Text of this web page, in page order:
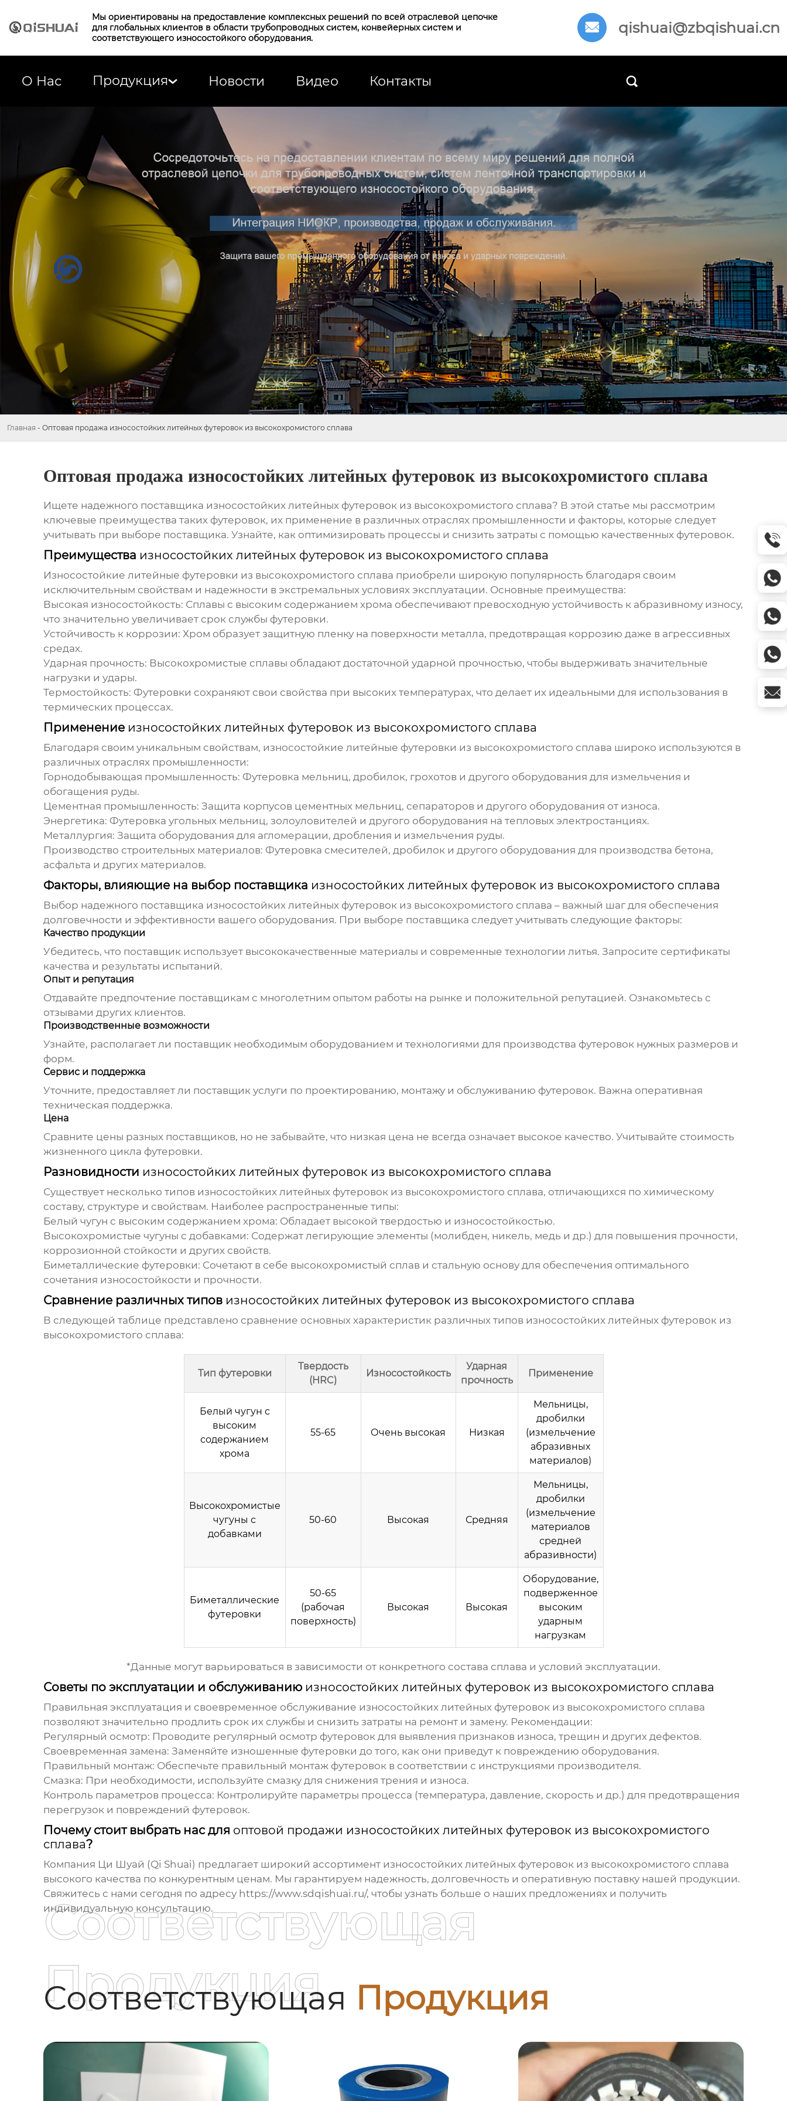
Мы ориентированы на предоставление комплексных решений по всей отраслевой цепочке
для глобальных клиентов в области трубопроводных систем, конвейерных систем и
соответствующего износостойкого оборудования.
 qishuai@zbqishuai.cn
О Нас Продукция Новости Видео Контакты 
Главная - Оптовая продажа износостойких литейных футеровок из высокохромистого сплава
Оптовая продажа износостойких литейных футеровок из высокохромистого сплава
Ищете надежного поставщика износостойких литейных футеровок из высокохромистого сплава? В этой статье мы рассмотрим
ключевые преимущества таких футеровок, их применение в различных отраслях промышленности и факторы, которые следует
учитывать при выборе поставщика. Узнайте, как оптимизировать процессы и снизить затраты с помощью качественных футеровок.
Преимущества износостойких литейных футеровок из высокохромистого сплава
Износостойкие литейные футеровки из высокохромистого сплава приобрели широкую популярность благодаря своим
исключительным свойствам и надежности в экстремальных условиях эксплуатации. Основные преимущества:
Высокая износостойкость: Сплавы с высоким содержанием хрома обеспечивают превосходную устойчивость к абразивному износу,
что значительно увеличивает срок службы футеровки.
Устойчивость к коррозии: Хром образует защитную пленку на поверхности металла, предотвращая коррозию даже в агрессивных
средах.
Ударная прочность: Высокохромистые сплавы обладают достаточной ударной прочностью, чтобы выдерживать значительные
нагрузки и удары.
Термостойкость: Футеровки сохраняют свои свойства при высоких температурах, что делает их идеальными для использования в
термических процессах.
Применение износостойких литейных футеровок из высокохромистого сплава
Благодаря своим уникальным свойствам, износостойкие литейные футеровки из высокохромистого сплава широко используются в
различных отраслях промышленности:
Горнодобывающая промышленность: Футеровка мельниц, дробилок, грохотов и другого оборудования для измельчения и
обогащения руды.
Цементная промышленность: Защита корпусов цементных мельниц, сепараторов и другого оборудования от износа.
Энергетика: Футеровка угольных мельниц, золоуловителей и другого оборудования на тепловых электростанциях.
Металлургия: Защита оборудования для агломерации, дробления и измельчения руды.
Производство строительных материалов: Футеровка смесителей, дробилок и другого оборудования для производства бетона,
асфальта и других материалов.
Факторы, влияющие на выбор поставщика износостойких литейных футеровок из высокохромистого сплава
Выбор надежного поставщика износостойких литейных футеровок из высокохромистого сплава – важный шаг для обеспечения
долговечности и эффективности вашего оборудования. При выборе поставщика следует учитывать следующие факторы:
Качество продукции
Убедитесь, что поставщик использует высококачественные материалы и современные технологии литья. Запросите сертификаты
качества и результаты испытаний.
Опыт и репутация
Отдавайте предпочтение поставщикам с многолетним опытом работы на рынке и положительной репутацией. Ознакомьтесь с
отзывами других клиентов.
Производственные возможности
Узнайте, располагает ли поставщик необходимым оборудованием и технологиями для производства футеровок нужных размеров и
форм.
Сервис и поддержка
Уточните, предоставляет ли поставщик услуги по проектированию, монтажу и обслуживанию футеровок. Важна оперативная
техническая поддержка.
Цена
Сравните цены разных поставщиков, но не забывайте, что низкая цена не всегда означает высокое качество. Учитывайте стоимость
жизненного цикла футеровки.
Разновидности износостойких литейных футеровок из высокохромистого сплава
Существует несколько типов износостойких литейных футеровок из высокохромистого сплава, отличающихся по химическому
составу, структуре и свойствам. Наиболее распространенные типы:
Белый чугун с высоким содержанием хрома: Обладает высокой твердостью и износостойкостью.
Высокохромистые чугуны с добавками: Содержат легирующие элементы (молибден, никель, медь и др.) для повышения прочности,
коррозионной стойкости и других свойств.
Биметаллические футеровки: Сочетают в себе высокохромистый сплав и стальную основу для обеспечения оптимального
сочетания износостойкости и прочности.
Сравнение различных типов износостойких литейных футеровок из высокохромистого сплава
В следующей таблице представлено сравнение основных характеристик различных типов износостойких литейных футеровок из
высокохромистого сплава:
Тип футеровки
Твердость
(HRC)
Износостойкость
Ударная
прочность
Применение
Белый чугун с
высоким
содержанием
хрома
55-65 Очень высокая Низкая
Мельницы,
дробилки
(измельчение
абразивных
материалов)
Высокохромистые
чугуны с
добавками
50-60 Высокая Средняя
Мельницы,
дробилки
(измельчение
материалов
средней
абразивности)
Биметаллические
футеровки
50-65
(рабочая
поверхность)
Высокая Высокая
Оборудование,
подверженное
высоким
ударным
нагрузкам
*Данные могут варьироваться в зависимости от конкретного состава сплава и условий эксплуатации.
Советы по эксплуатации и обслуживанию износостойких литейных футеровок из высокохромистого сплава
Правильная эксплуатация и своевременное обслуживание износостойких литейных футеровок из высокохромистого сплава
позволяют значительно продлить срок их службы и снизить затраты на ремонт и замену. Рекомендации:
Регулярный осмотр: Проводите регулярный осмотр футеровок для выявления признаков износа, трещин и других дефектов.
Своевременная замена: Заменяйте изношенные футеровки до того, как они приведут к повреждению оборудования.
Правильный монтаж: Обеспечьте правильный монтаж футеровок в соответствии с инструкциями производителя.
Смазка: При необходимости, используйте смазку для снижения трения и износа.
Контроль параметров процесса: Контролируйте параметры процесса (температура, давление, скорость и др.) для предотвращения
перегрузок и повреждений футеровок.
Почему стоит выбрать нас для оптовой продажи износостойких литейных футеровок из высокохромистого
сплава?
Компания Ци Шуай (Qi Shuai) предлагает широкий ассортимент износостойких литейных футеровок из высокохромистого сплава
высокого качества по конкурентным ценам. Мы гарантируем надежность, долговечность и оперативную поставку нашей продукции.
Свяжитесь с нами сегодня по адресу https://www.sdqishuai.ru/, чтобы узнать больше о наших предложениях и получить
индивидуальную консультацию.
Соответствующая Продукция
Соответствующая
Продукция